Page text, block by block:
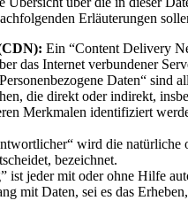
Erläuterungen
Ein “Content Delivery
das Internet verbundener
Daten“ sind
die direkt oder indirekt,
Merkmalen identifiziert
wird die natürliche
bezeichnet.
ist jeder mit oder ohne Hilfe
mit Daten, sei es das